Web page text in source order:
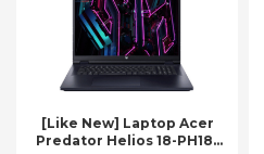
[Like New] Laptop Acer
Predator Helios 18-PH18-